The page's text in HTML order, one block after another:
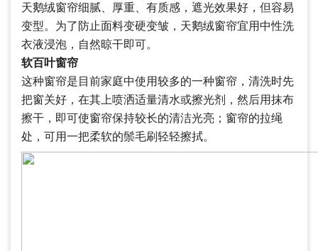
天鹅绒窗帘细腻、厚重、有质感，遮光效果好，但容易
变型。为了防止面料变硬变皱，天鹅绒窗帘宜用中性洗
衣液浸泡，自然晾干即可。
软百叶窗帘
这种窗帘是目前家庭中使用较多的一种窗帘，清洗时先
把窗关好，在其上喷洒适量清水或擦光剂，然后用抹布
擦干，即可使窗帘保持较长的清洁光亮；窗帘的拉绳
处，可用一把柔软的鬃毛刷轻轻擦拭。